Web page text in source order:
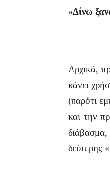
«Δίνω
Αρχικά,
κάνει
(παρότι
και την
διάβασμα,
δεύτερης